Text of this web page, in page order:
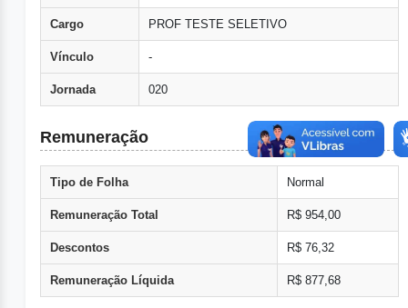
Cargo PROF TESTE SELETIVO
Vínculo -
Jornada 020
Remuneração
Tipo de Folha Normal
Remuneração Total R$ 954,00
Descontos R$ 76,32
Remuneração Líquida R$ 877,68